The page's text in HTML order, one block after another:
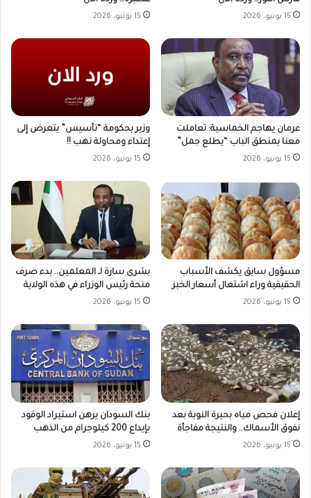
15 يونيو، 2026 15 يونيو، 2026
عرمان يهاجم الخماسية: تعاملت
معنا بمنطق الباب “يطلع جمل”
15 يونيو، 2026
وزير بحكومة “تأسيس” يتعرض إلى
إعتداء ومحاولة نهب !!
15 يونيو، 2026
مسؤول سابق يكشف الأسباب
الحقيقية وراء اشتعال أسعار الخبز
15 يونيو، 2026
بشرى سارة لـ المعلمين.. بدء صرف
منحة رئيس الوزراء في هذه الولاية
15 يونيو، 2026
إعلان فحص مياه بحيرة النوبة بعد
نفوق الأسماك.. والنتيجة مفاجأة
15 يونيو، 2026
بنك السودان يرهن استيراد الوقود
بإيداع 200 كيلوجرام من الذهب
15 يونيو، 2026